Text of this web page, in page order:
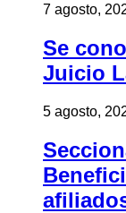
7 agosto,
Se
Juicio
5 agosto,